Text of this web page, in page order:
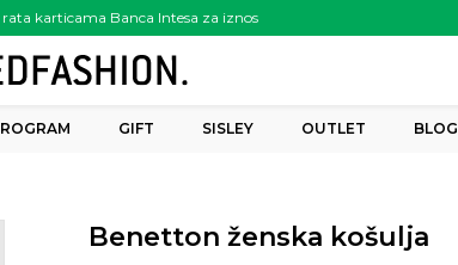
karticama Banca Intesa za iznos
6.000.00 rsd
GIFT SISLEY OUTLET BLOG
Benetton ženska košulja